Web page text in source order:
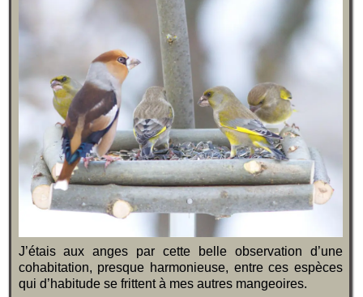
J’étais aux anges par cette belle observation d’une
cohabitation, presque harmonieuse, entre ces espèces
qui d’habitude se frittent à mes autres mangeoires.